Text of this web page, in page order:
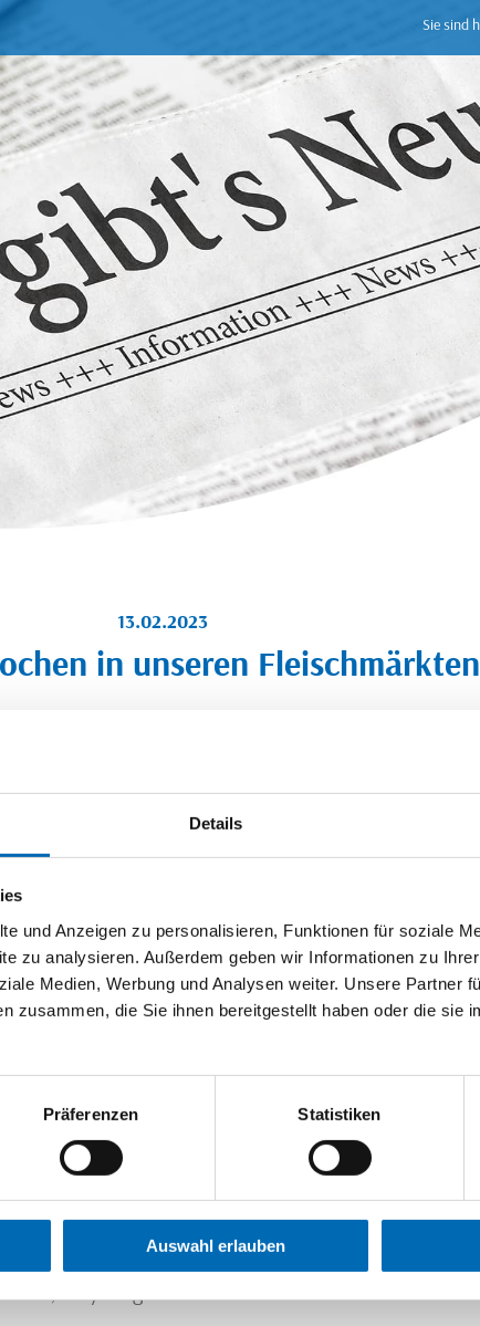
Details
und Anzeigen zu personalisieren, Funktionen für soziale
zu analysieren. Außerdem geben wir Informationen zu
Medien, Werbung und Analysen weiter. Unsere Partner
zusammen, die Sie ihnen bereitgestellt haben oder die sie
Präferenzen Statistiken
Auswahl erlauben
Sie sind
13.02.2023
in unseren Fleischmärkten
in Leverkusen und Kürten vom 13. bis zum
Jetzt wird es lecker Mer lade en zo unseren Kölschen
Genussmärkten in Leverkusen und Kürten. Entdeckt
unsere Angebote für die jecken Tage inklusive
-------
Unsere "Kölschen" Angebote:
Bierkutscher Kotelett (ca. 600g – 800g)
nur 5,55 €/kg
Rheinischer Sauerbraten
nur 9,99 €/kg
Kölsche Flönz (Blutwurst)